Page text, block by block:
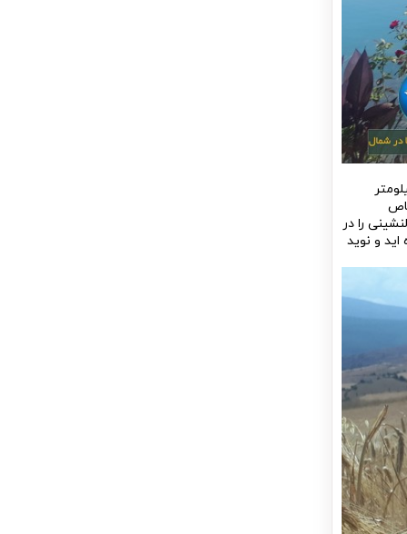
مسیر دلنشینی را در
و نوید